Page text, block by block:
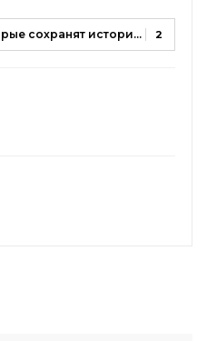
Линия жизни. Книги, которые сохранят историю вашей семьи 2